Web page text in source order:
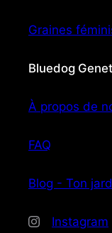
Graines
Bluedog
À propos de
FAQ
Blog - Ton
Instagram